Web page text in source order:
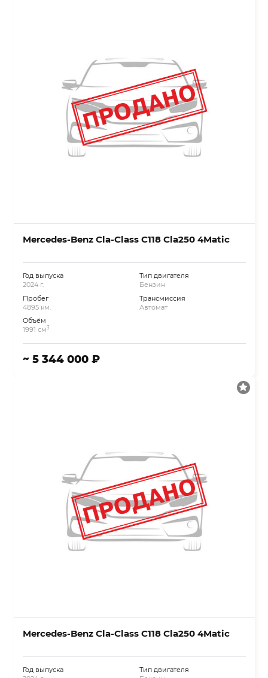
Mercedes-Benz Cla-Class C118 Cla250 4Matic
Год выпуска
2024 г.
Пробег
4895 км.
Объём
1991 см3
Тип двигателя
Бензин
Трансмиссия
Автомат
~ 5 344 000 ₽
Mercedes-Benz Cla-Class C118 Cla250 4Matic
Год выпуска
Тип двигателя